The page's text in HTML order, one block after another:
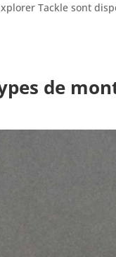
Tackle sont
de